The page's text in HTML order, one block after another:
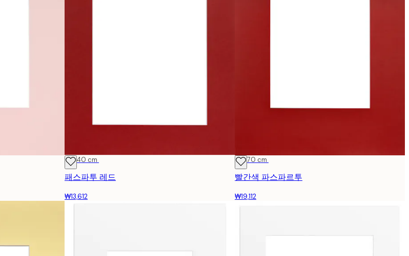
30x40 cm
패스파투 레드
₩13,612
50x70 cm
빨간색 파스파르투
₩19,112